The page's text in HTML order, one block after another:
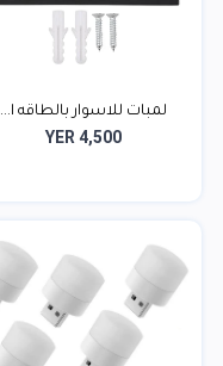
لمبات للاسوار بالطاقه ا...
YER 4,500